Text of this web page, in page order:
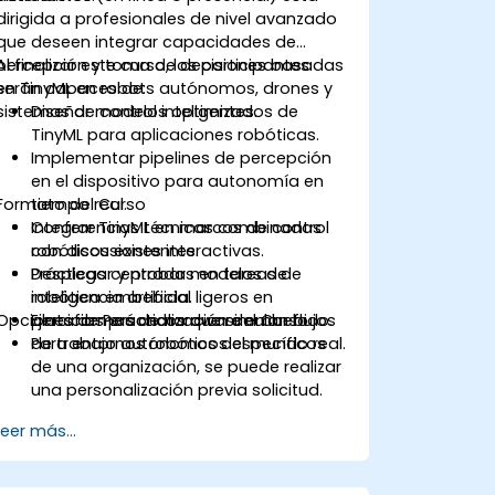
a profesionales de nivel avanzado
deseen integrar capacidades de
y toma de decisiones basadas
TinyML en robots autónomos, drones y
de control inteligentes.
finalizar este curso, los participantes
capaces de:
Diseñar modelos optimizados de
TinyML para aplicaciones robóticas.
Implementar pipelines de percepción
en el dispositivo para autonomía en
tiempo real.
Integrar TinyML en marcos de control
robóticos existentes.
Desplegar y probar modelos de
inteligencia artificial ligeros en
plataformas de hardware embebido.
del Curso
Conferencias técnicas combinadas
con discusiones interactivas.
Prácticas centradas en tareas de
robótica embebida.
Ejercicios prácticos que simulan flujos
de trabajo autónomos del mundo real.
de Personalización del Curso
Para entornos robóticos específicos
de una organización, se puede realizar
una personalización previa solicitud.
más...